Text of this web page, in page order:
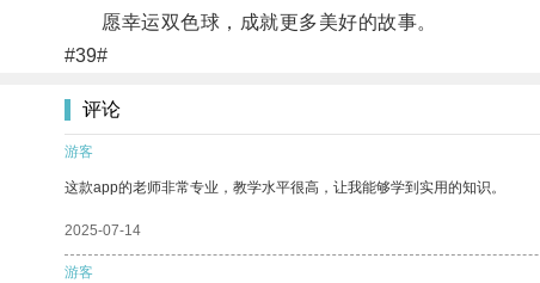
愿幸运双色球，成就更多美好的故事。
#39#
评论
游客
这款app的老师非常专业，教学水平很高，让我能够学到实用的知识。
2025-07-14
游客